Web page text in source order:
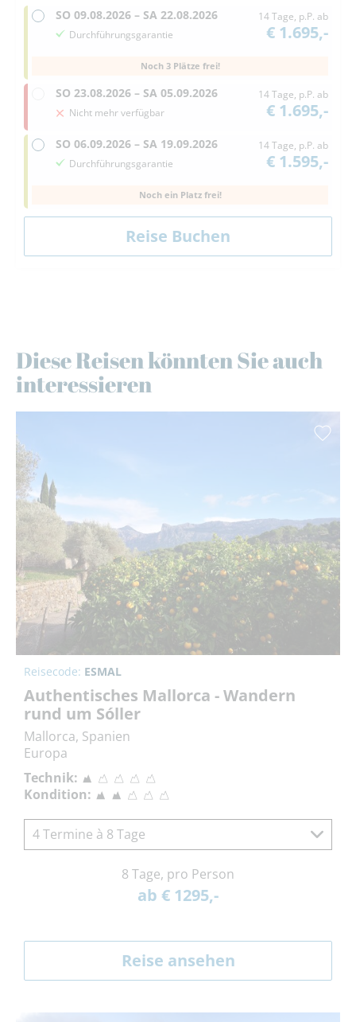
SO 09.08.2026 – SA 22.08.2026
Durchführungsgarantie
14 Tage, p.P. ab
€ 1.695,-
Noch 3 Plätze frei!
SO 23.08.2026 – SA 05.09.2026
Nicht mehr verfügbar
14 Tage, p.P. ab
€ 1.695,-
SO 06.09.2026 – SA 19.09.2026
Durchführungsgarantie
14 Tage, p.P. ab
€ 1.595,-
Noch ein Platz frei!
Diese Reisen könnten Sie auch
interessieren
Reisecode: ESMAL
Authentisches Mallorca - Wandern
rund um Sóller
Mallorca, Spanien
Europa
Technik:
Kondition:
4 Termine à 8 Tage
8 Tage, pro Person
ab € 1295,-
Reise ansehen